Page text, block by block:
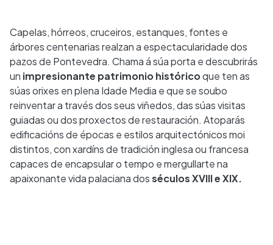
Capelas, hórreos, cruceiros, estanques, fontes e
árbores centenarias realzan a espectacularidade dos
pazos de Pontevedra. Chama á súa porta e descubrirás
un impresionante patrimonio históricoque ten as
súas orixes en plena Idade Media e que se soubo
reinventar a través dos seus viñedos, das súas visitas
guiadas ou dos proxectos de restauración. Atoparás
edificacións de épocas e estilos arquitectónicos moi
distintos, con xardíns de tradición inglesa ou francesa
capaces de encapsular o tempo e mergullarte na
apaixonante vida palaciana dosséculos XVIII e XIX.